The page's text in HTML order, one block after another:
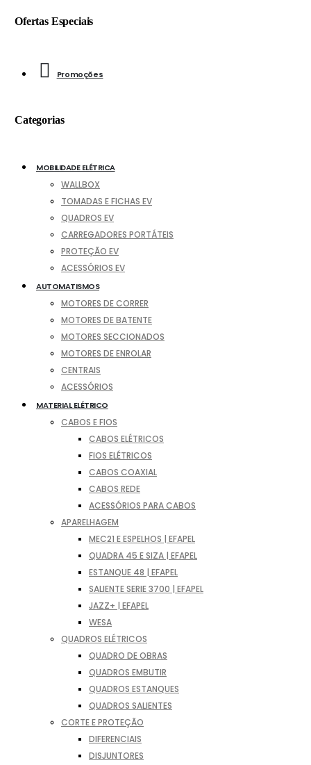
Ofertas Especiais
Promoções
Categorias
MOBILIDADE ELÉTRICA
WALLBOX
TOMADAS E FICHAS EV
QUADROS EV
CARREGADORES PORTÁTEIS
PROTEÇÃO EV
ACESSÓRIOS EV
AUTOMATISMOS
MOTORES DE CORRER
MOTORES DE BATENTE
MOTORES SECCIONADOS
MOTORES DE ENROLAR
CENTRAIS
ACESSÓRIOS
MATERIAL ELÉTRICO
CABOS E FIOS
CABOS ELÉTRICOS
FIOS ELÉTRICOS
CABOS COAXIAL
CABOS REDE
ACESSÓRIOS PARA CABOS
APARELHAGEM
MEC21 E ESPELHOS | EFAPEL
QUADRA 45 E SIZA | EFAPEL
ESTANQUE 48 | EFAPEL
SALIENTE SERIE 3700 | EFAPEL
JAZZ+ | EFAPEL
WESA
QUADROS ELÉTRICOS
QUADRO DE OBRAS
QUADROS EMBUTIR
QUADROS ESTANQUES
QUADROS SALIENTES
CORTE E PROTEÇÃO
DIFERENCIAIS
DISJUNTORES